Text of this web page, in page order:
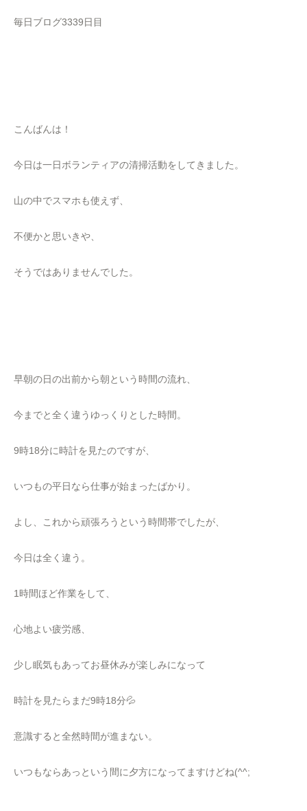
毎日ブログ3339日目
こんばんは！
今日は一日ボランティアの清掃活動をしてきました。
山の中でスマホも使えず、
不便かと思いきや、
そうではありませんでした。
早朝の日の出前から朝という時間の流れ、
今までと全く違うゆっくりとした時間。
9時18分に時計を見たのですが、
いつもの平日なら仕事が始まったばかり。
よし、これから頑張ろうという時間帯でしたが、
今日は全く違う。
1時間ほど作業をして、
心地よい疲労感、
少し眠気もあってお昼休みが楽しみになって
時計を見たらまだ9時18分💦
意識すると全然時間が進まない。
いつもならあっという間に夕方になってますけどね(^^;